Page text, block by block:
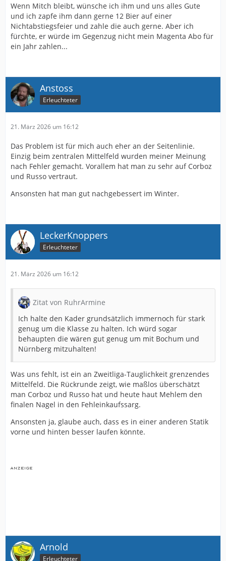
Wenn Mitch bleibt, wünsche ich ihm und uns alles Gute
und ich zapfe ihm dann gerne 12 Bier auf einer
Nichtabstiegsfeier und zahle die auch gerne. Aber ich
fürchte, er würde im Gegenzug nicht mein Magenta Abo für
ein Jahr zahlen...
Anstoss
Erleuchteter
21. März 2026 um 16:12
Das Problem ist für mich auch eher an der Seitenlinie.
Einzig beim zentralen Mittelfeld wurden meiner Meinung
nach Fehler gemacht. Vorallem hat man zu sehr auf Corboz
und Russo vertraut.
Ansonsten hat man gut nachgebessert im Winter.
LeckerKnoppers
Erleuchteter
21. März 2026 um 16:12
Zitat von RuhrArmine
Ich halte den Kader grundsätzlich immernoch für stark
genug um die Klasse zu halten. Ich würd sogar
behaupten die wären gut genug um mit Bochum und
Nürnberg mitzuhalten!
Was uns fehlt, ist ein an Zweitliga-Tauglichkeit grenzendes
Mittelfeld. Die Rückrunde zeigt, wie maßlos überschätzt
man Corboz und Russo hat und heute haut Mehlem den
finalen Nagel in den Fehleinkaufssarg.
Ansonsten ja, glaube auch, dass es in einer anderen Statik
vorne und hinten besser laufen könnte.
Arnold
Erleuchteter